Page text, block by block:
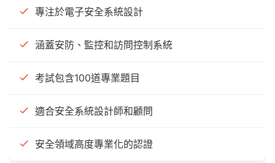
專注於電子安全系統設計
涵蓋安防、監控和訪問控制系統
考試包含100道專業題目
適合安全系統設計師和顧問
安全領域高度專業化的認證